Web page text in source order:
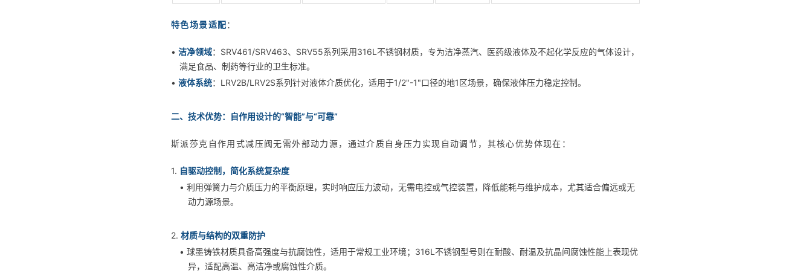
特色场景适配：
• 洁净领域：SRV461/SRV463、SRV55系列采用316L不锈钢材质，专为洁净蒸汽、医药级液体及不起化学反应的气体设计，
满足食品、制药等行业的卫生标准。
• 液体系统：LRV2B/LRV2S系列针对液体介质优化，适用于1/2"-1"口径的地1区场景，确保液体压力稳定控制。
二、技术优势：自作用设计的“智能”与“可靠”
斯派莎克自作用式减压阀无需外部动力源，通过介质自身压力实现自动调节，其核心优势体现在：
1. 自驱动控制，简化系统复杂度
• 利用弹簧力与介质压力的平衡原理，实时响应压力波动，无需电控或气控装置，降低能耗与维护成本，尤其适合偏远或无
动力源场景。
2. 材质与结构的双重防护
• 球墨铸铁材质具备高强度与抗腐蚀性，适用于常规工业环境；316L不锈钢型号则在耐酸、耐温及抗晶间腐蚀性能上表现优
异，适配高温、高洁净或腐蚀性介质。